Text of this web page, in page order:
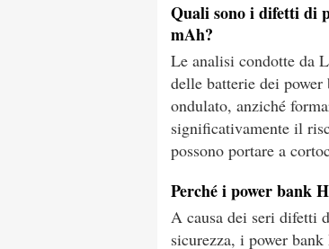
Quali sono i difetti di
mAh?
Le analisi condotte da
delle batterie dei
ondulato, anziché
significativamente il
possono portare a
Perché i power bank
A causa dei seri difetti
sicurezza, i power